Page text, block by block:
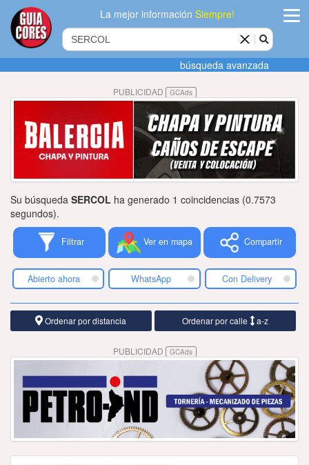
La mejor informaciónSiempre!
Agregar
empresa
Actualizar
datos
Publicidad
Tiendacores
Contactenos
búsqueda avanzada
PUBLICIDAD GCAds
Su búsqueda SERCOL ha generado 1 coincidencias (0.7573
segundos).
Filtrar Ver en mapa Compartir
Abierto ahora WhatsApp Con Delivery
Ordenar por distancia Ordenar por calle a-z
PUBLICIDAD GCAds